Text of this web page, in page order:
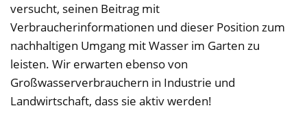
versucht, seinen Beitrag mit
Verbraucherinformationen und dieser Position zum
nachhaltigen Umgang mit Wasser im Garten zu
leisten. Wir erwarten ebenso von
Großwasserverbrauchern in Industrie und
Landwirtschaft, dass sie aktiv werden!